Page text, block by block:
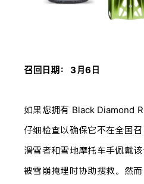
召回日期： 3月6日
如果您拥有 Black Diamond
仔细检查以确保它不在全国
滑雪者和雪地摩托车手佩戴
被雪崩掩埋时协助搜救。然